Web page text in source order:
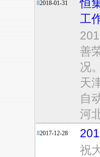
82018-01-31
恒
工
善
况
天
自
河
82017-12-28
祝